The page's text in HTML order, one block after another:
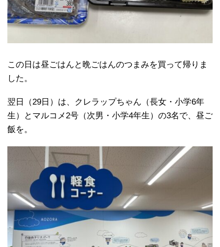
この日は昼ごはんと晩ごはんのつまみを買って帰りま
した。
翌日（29日）は、クレラップちゃん（長女・小学6年
生）とマルコメ2号（次男・小学4年生）の3名で、昼ご
飯を。